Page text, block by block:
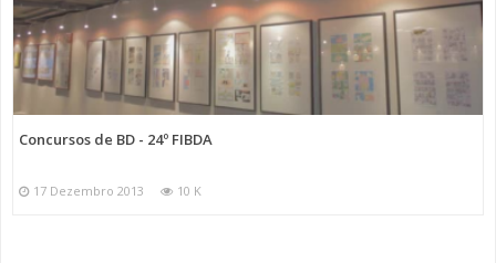
Concursos de BD - 24º FIBDA
17 Dezembro 2013 10 K